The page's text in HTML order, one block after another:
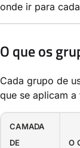
onde ir para
O que os
Cada grupo de
que se aplicam
CAMADA
DE
O